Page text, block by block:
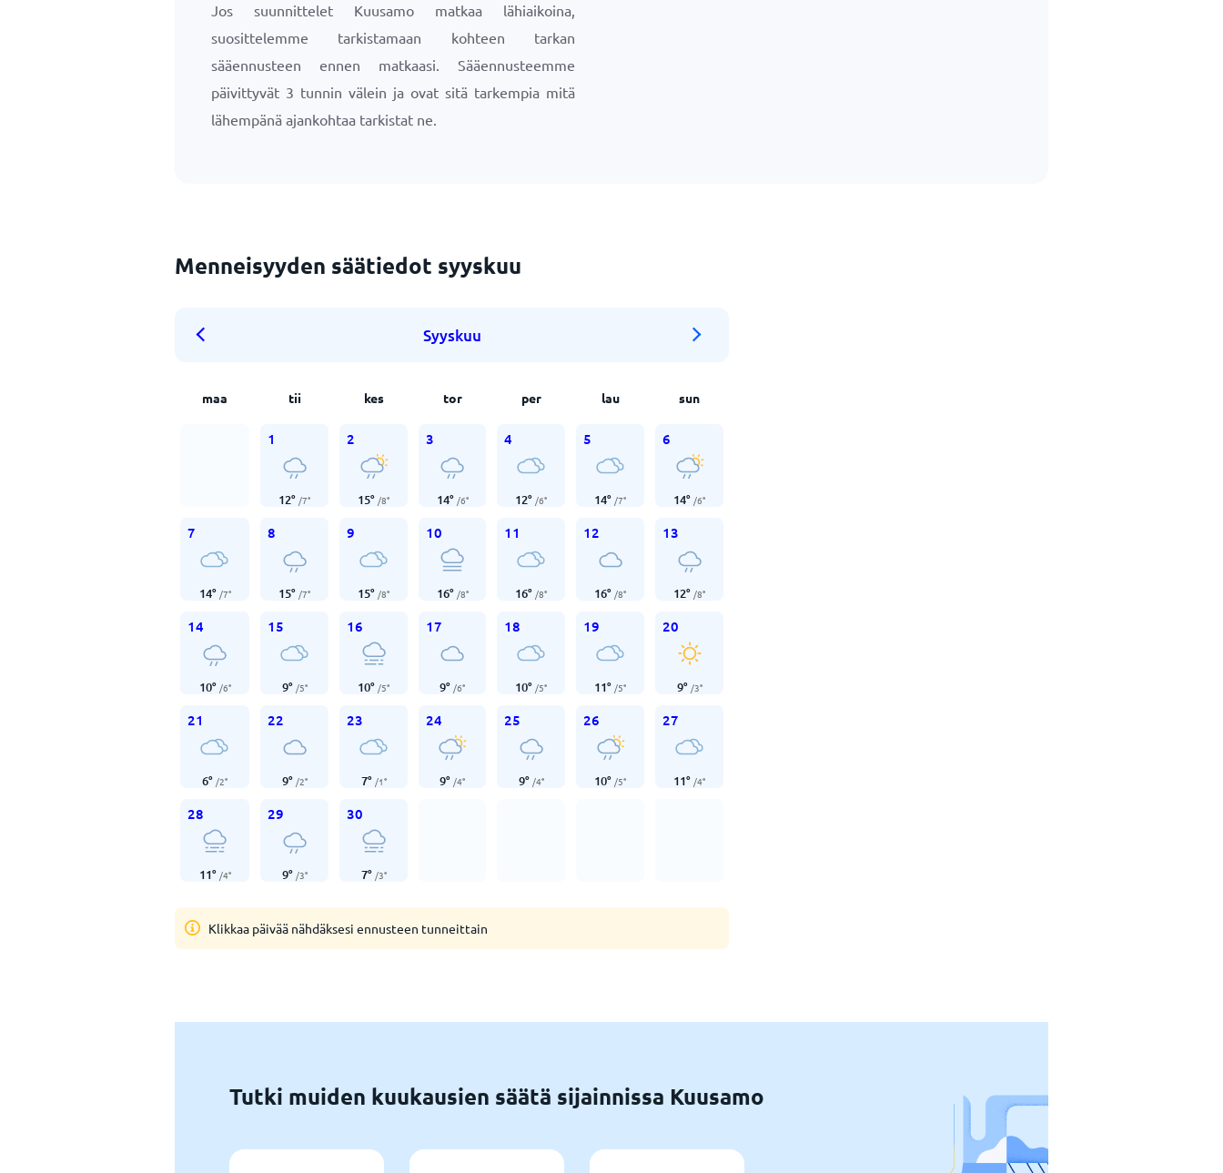
Jos suunnittelet Kuusamo matkaa lähiaikoina,
suosittelemme tarkistamaan kohteen tarkan
sääennusteen ennen matkaasi. Sääennusteemme
päivittyvät 3 tunnin välein ja ovat sitä tarkempia mitä
lähempänä ajankohtaa tarkistat ne.
Menneisyyden säätiedot syyskuu
Syyskuu
maa tii kes tor per lau sun
1
12° /7°
2
15° /8°
3
14° /6°
4
12° /6°
5
14° /7°
6
14° /6°
7
14° /7°
8
15° /7°
9
15° /8°
10
16° /8°
11
16° /8°
12
16° /8°
13
12° /8°
14
10° /6°
15
9° /5°
16
10° /5°
17
9° /6°
18
10° /5°
19
11° /5°
20
9° /3°
21
6° /2°
22
9° /2°
23
7° /1°
24
9° /4°
25
9° /4°
26
10° /5°
27
11° /4°
28
11° /4°
29
9° /3°
30
7° /3°
Klikkaa päivää nähdäksesi ennusteen tunneittain
Tutki muiden kuukausien säätä sijainnissa Kuusamo